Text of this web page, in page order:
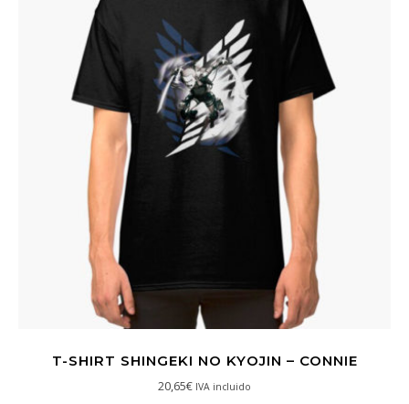
T-SHIRT SHINGEKI NO KYOJIN – CONNIE
20,65€ IVA incluido